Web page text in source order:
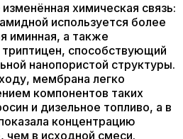
химическая связь:
используется более
иминная, а также
способствующий
нанопористой структуры.
мембрана легко
компонентов таких
и дизельное топливо, а в
концентрацию
чем в исходной смеси.